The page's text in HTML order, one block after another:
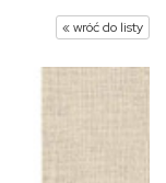
« wróć do listy